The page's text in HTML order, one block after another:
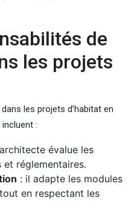
de
les projets
les projets d’habitat en
:
évalue les
réglementaires.
: il adapte les modules
en respectant les